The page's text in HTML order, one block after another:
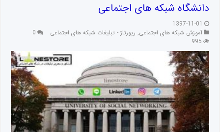
دانشگاه شبکه های اجتماعی
1397-11-01
آموزش شبکه های اجتماعی, رپورتاژ - تبلیغات شبکه های اجتماعی
0
995